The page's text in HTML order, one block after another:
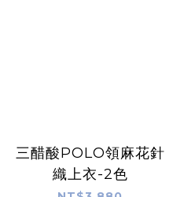
三醋酸POLO領麻花針
織上衣-2色